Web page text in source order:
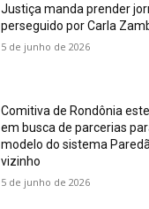
Justiça manda prender
perseguido por Carla
5 de junho de 2026
Comitiva de Rondônia
em busca de parcerias
modelo do sistema
vizinho
5 de junho de 2026